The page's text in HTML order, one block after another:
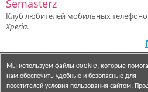
Мы используем файлы cookie, которые
нам обеспечить удобные и безопасные для
посетителей условия пользования сайтом.
Semasterz
Клуб любителей мобильных
Xperia.
© 2007 — 2025 «Semasterz»